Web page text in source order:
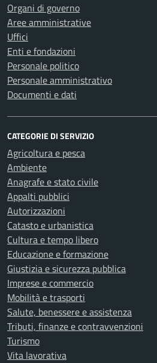
Organi di governo
Aree amministrative
Uffici
Enti e fondazioni
Personale politico
Personale amministrativo
Documenti e dati
CATEGORIE DI SERVIZIO
Agricoltura e pesca
Ambiente
Anagrafe e stato civile
Appalti pubblici
Autorizzazioni
Catasto e urbanistica
Cultura e tempo libero
Educazione e formazione
Giustizia e sicurezza pubblica
Imprese e commercio
Mobilità e trasporti
Salute, benessere e assistenza
Tributi, finanze e contravvenzioni
Turismo
Vita lavorativa